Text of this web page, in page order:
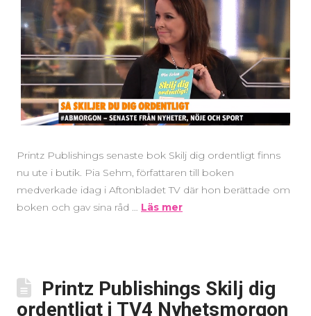
Printz Publishings senaste bok Skilj dig ordentligt finns
nu ute i butik. Pia Sehm, författaren till boken
medverkade idag i Aftonbladet TV där hon berättade om
boken och gav sina råd … Läs mer
Printz Publishings Skilj dig
ordentligt i TV4 Nyhetsmorgon